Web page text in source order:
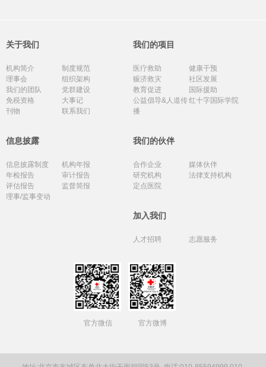
关于我们
机构简介
制度规范
理事会
组织架构
我们的团队
党群建设
免税资格
大事记
刊物
联系我们
我们的项目
医疗救助
健康干预
赈济救灾
社区发展
教育促进
国际援助
公益倡导&人道传
播
红十字国际学院
信息披露
信息披露制度
机构年报
年检报告
审计报告
评估报告
监督简报
理事/监事变动
我们的伙伴
合作企业
媒体伙伴
研究机构
法律支持机构
定点医院
加入我们
人才招聘 志愿服务
官方微信 官方微博